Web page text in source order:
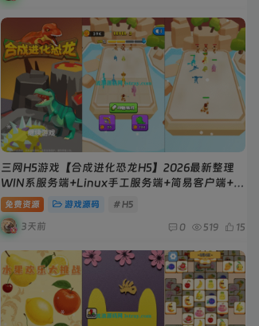
三网H5游戏【合成进化恐龙H5】2026最新整理
WIN系服务端+Linux手工服务端+简易客户端+教
程
免费资源 游戏源码 # H5
3天前 0 519 15